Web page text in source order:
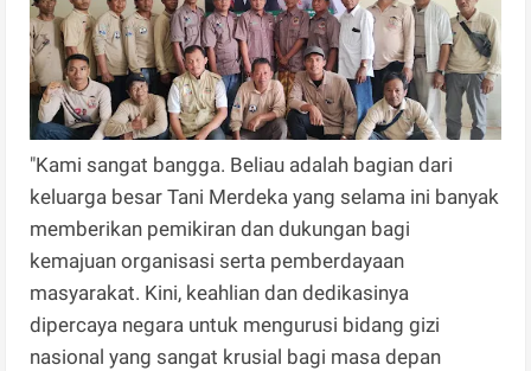
"Kami sangat bangga. Beliau adalah bagian dari
keluarga besar Tani Merdeka yang selama ini banyak
memberikan pemikiran dan dukungan bagi
kemajuan organisasi serta pemberdayaan
masyarakat. Kini, keahlian dan dedikasinya
dipercaya negara untuk mengurusi bidang gizi
nasional yang sangat krusial bagi masa depan